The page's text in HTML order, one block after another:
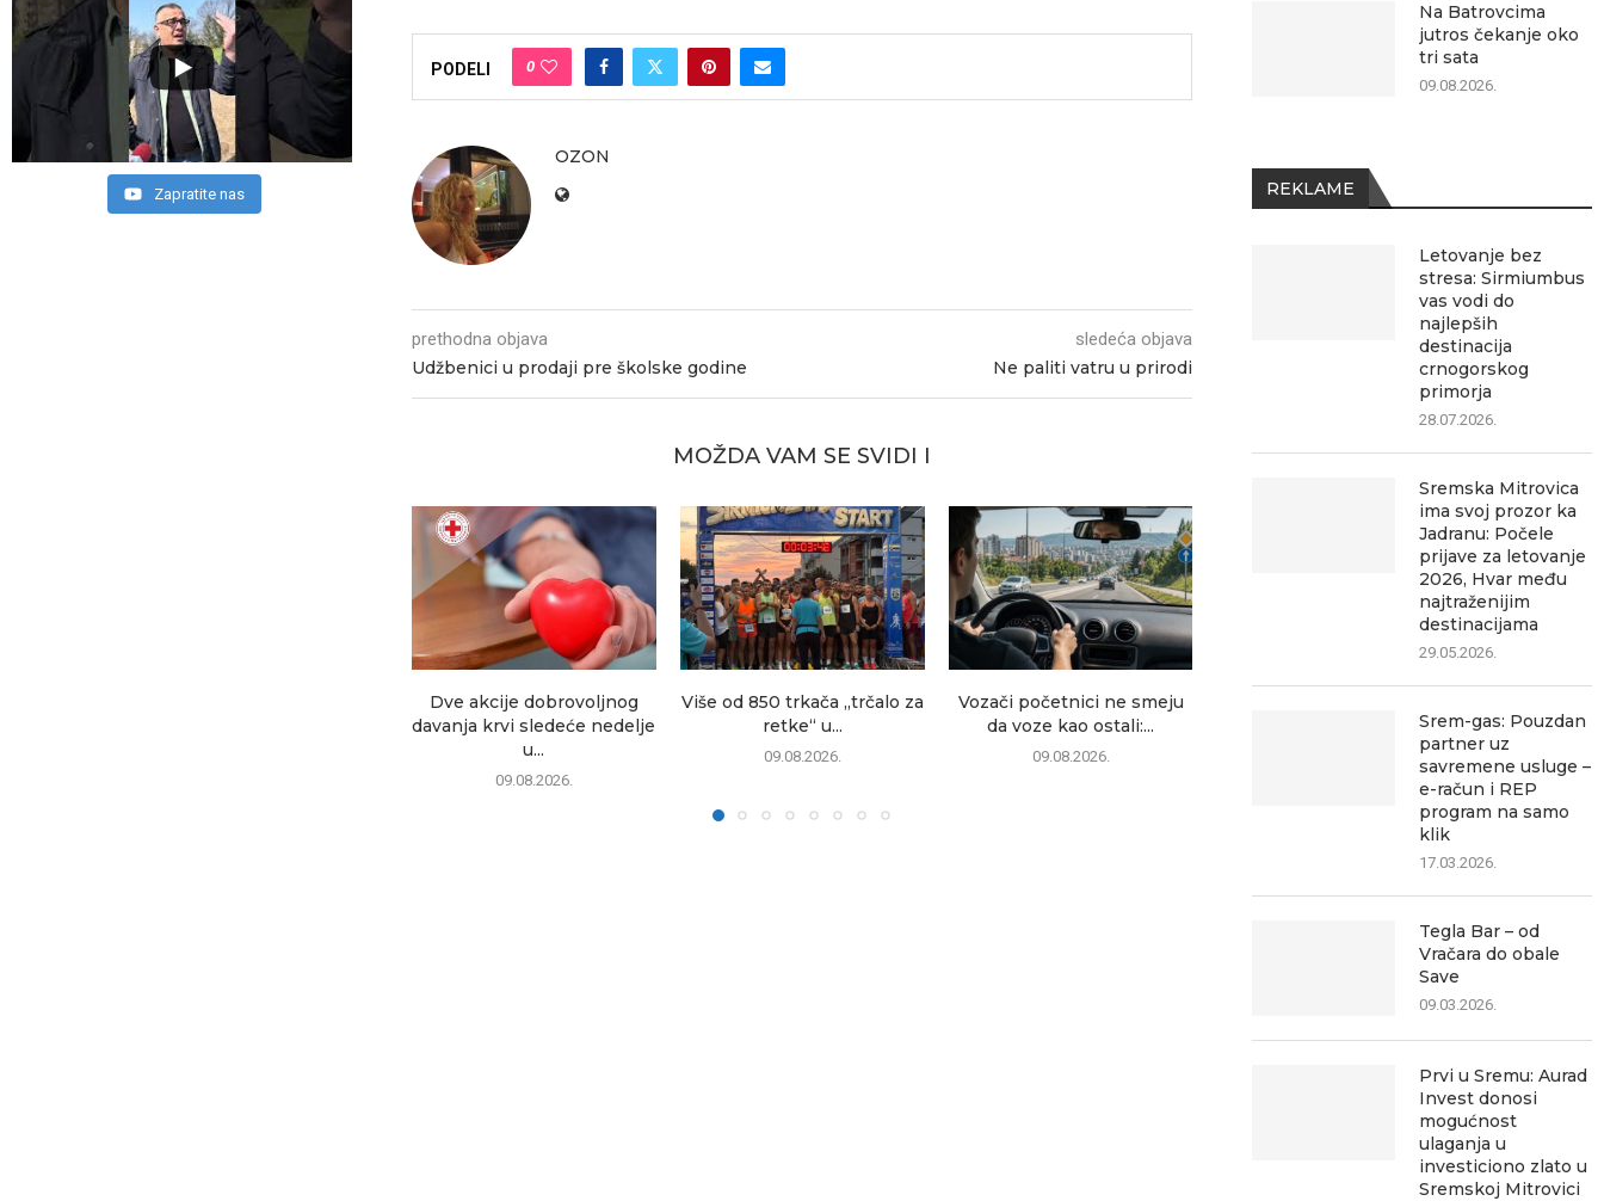
PODELI 0
OZON
prethodna objava
Udžbenici u prodaji pre školske godine
sledeća objava
Ne paliti vatru u prirodi
MOŽDA VAM SE SVIDI I
Dve akcije dobrovoljnog
davanja krvi sledeće nedelje
u...
09.08.2026.
Više od 850 trkača „trčalo za
retke“ u...
09.08.2026.
Vozači početnici ne smeju
da voze kao ostali:...
09.08.2026.
možete da dobijete, da li...
čekanje
Na Batrovcima
jutros čekanje oko
tri sata
09.08.2026.
REKLAME
Letovanje bez
stresa: Sirmiumbus
vas vodi do
najlepših
destinacija
crnogorskog
primorja
28.07.2026.
Sremska Mitrovica
ima svoj prozor ka
Jadranu: Počele
prijave za letovanje
2026, Hvar među
najtraženijim
destinacijama
29.05.2026.
Srem-gas: Pouzdan
partner uz
savremene usluge –
e-račun i REP
program na samo
klik
17.03.2026.
Tegla Bar – od
Vračara do obale
Save
09.03.2026.
Prvi u Sremu: Aurad
Invest donosi
mogućnost
ulaganja u
investiciono zlato u
Sremskoj Mitrovici
Zapratite nas